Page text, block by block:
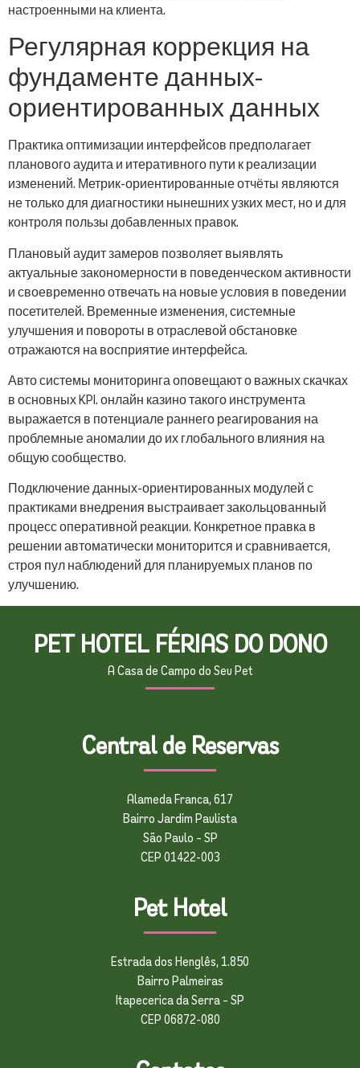
настроенными на клиента.
Регулярная коррекция на
фундаменте данных-
ориентированных данных
Практика оптимизации интерфейсов предполагает
планового аудита и итеративного пути к реализации
изменений. Метрик-ориентированные отчёты являются
не только для диагностики нынешних узких мест, но и для
контроля пользы добавленных правок.
Плановый аудит замеров позволяет выявлять
актуальные закономерности в поведенческом активности
и своевременно отвечать на новые условия в поведении
посетителей. Временные изменения, системные
улучшения и повороты в отраслевой обстановке
отражаются на восприятие интерфейса.
Авто системы мониторинга оповещают о важных скачках
в основных KPI. онлайн казино такого инструмента
выражается в потенциале раннего реагирования на
проблемные аномалии до их глобального влияния на
общую сообщество.
Подключение данных-ориентированных модулей с
практиками внедрения выстраивает закольцованный
процесс оперативной реакции. Конкретное правка в
решении автоматически мониторится и сравнивается,
строя пул наблюдений для планируемых планов по
улучшению.
PET HOTEL FÉRIAS DO DONO
A Casa de Campo do Seu Pet
Central de Reservas
Alameda Franca, 617
Bairro Jardim Paulista
São Paulo – SP
CEP 01422-003
Pet Hotel
Estrada dos Henglês, 1.850
Bairro Palmeiras
Itapecerica da Serra – SP
CEP 06872-080